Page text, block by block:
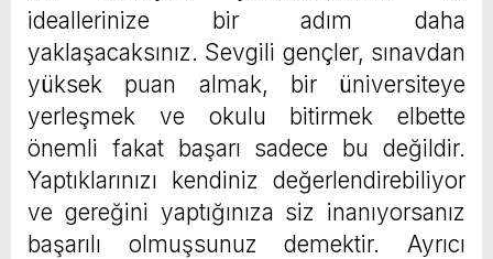
ideallerinize bir adım daha
yaklaşacaksınız. Sevgili gençler, sınavdan
yüksek puan almak, bir üniversiteye
yerleşmek ve okulu bitirmek elbette
önemli fakat başarı sadece bu değildir.
Yaptıklarınızı kendiniz değerlendirebiliyor
ve gereğini yaptığınıza siz inanıyorsanız
başarılı olmuşsunuz demektir. Ayrıcı